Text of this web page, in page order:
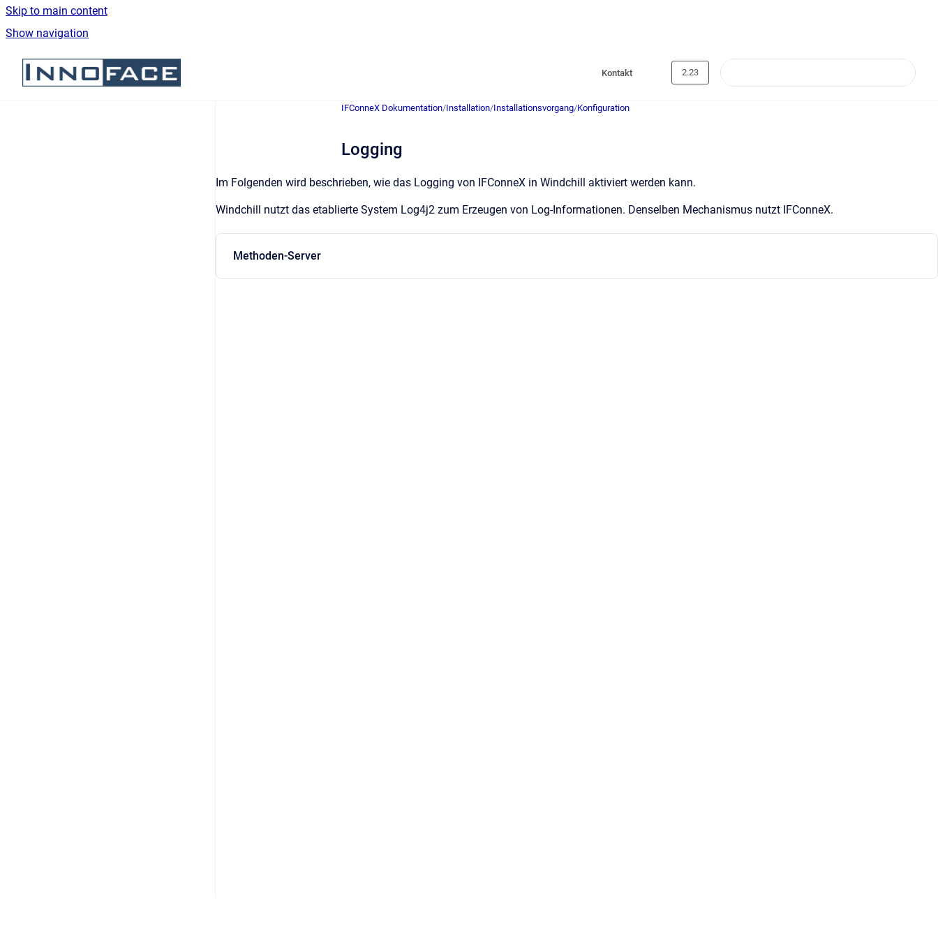
Skip to main content
Show navigation
Go to homepage
Kontakt 2.23
IFConneX Dokumentation/Installation/Installationsvorgang/Konfiguration
Logging
Im Folgenden wird beschrieben, wie das Logging von IFConneX in Windchill aktiviert werden kann.
Windchill nutzt das etablierte System Log4j2 zum Erzeugen von Log-Informationen. Denselben Mechanismus nutzt IFConneX.
Methoden-Server